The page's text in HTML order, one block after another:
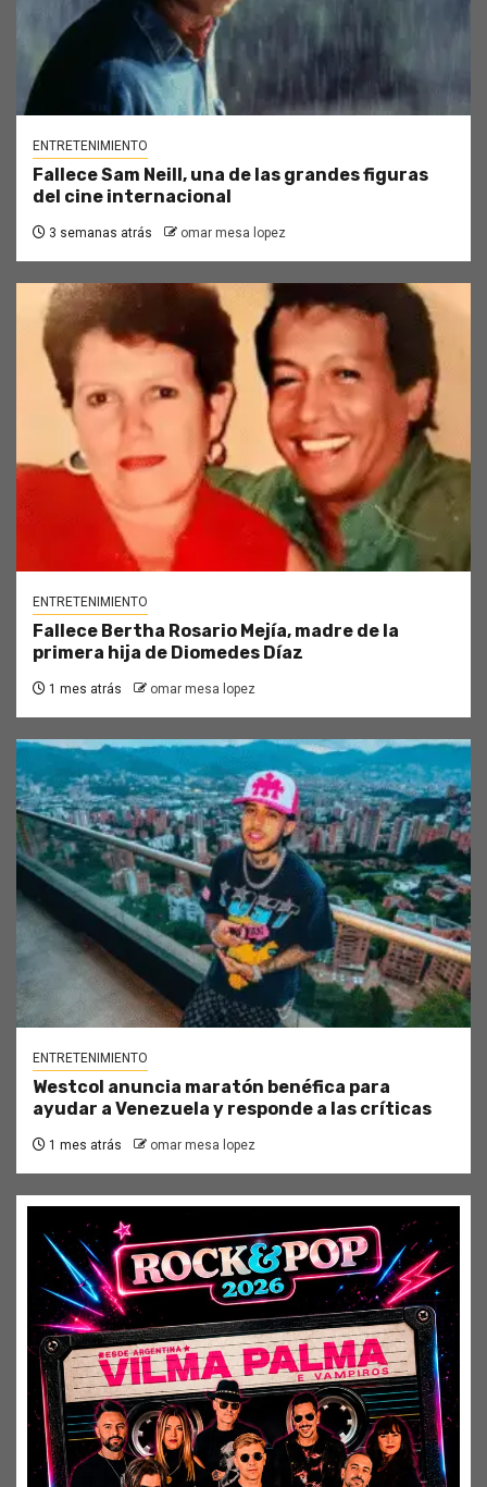
ENTRETENIMIENTO
Fallece Sam Neill, una de las grandes figuras
del cine internacional
3 semanas atrás omar mesa lopez
ENTRETENIMIENTO
Fallece Bertha Rosario Mejía, madre de la
primera hija de Diomedes Díaz
1 mes atrás omar mesa lopez
ENTRETENIMIENTO
Westcol anuncia maratón benéfica para
ayudar a Venezuela y responde a las críticas
1 mes atrás omar mesa lopez